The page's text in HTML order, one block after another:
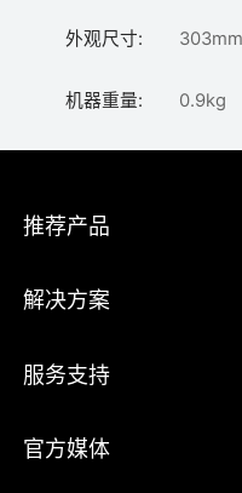
外观尺寸:
机器重量: 0.9kg
推荐产品
解决方案
服务支持
官方媒体